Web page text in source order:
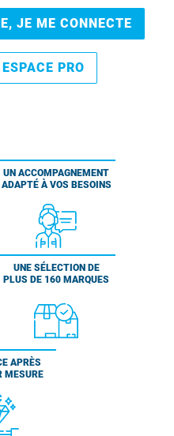
JE ME CONNECTE
PRO
UN ACCOMPAGNEMENT
ADAPTÉ À VOS BESOINS
UNE SÉLECTION DE
PLUS DE 160 MARQUES
APRÈS
MESURE